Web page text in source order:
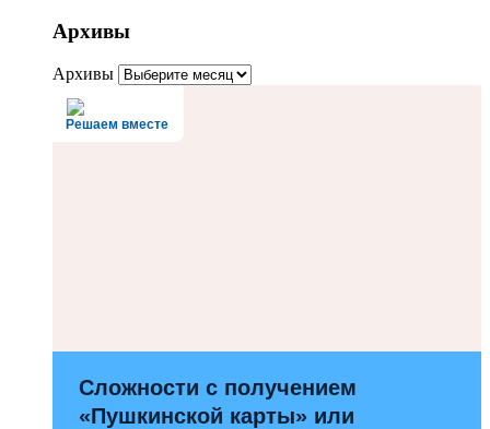
Архивы
Архивы
Решаем вместе
Сложности с получением
«Пушкинской карты» или